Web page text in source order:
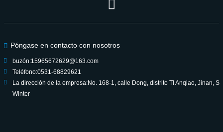
Póngase en contacto con nosotros
buzón:15965672629@163.com
Teléfono:0531-68829621
La dirección de la empresa:No. 168-1, calle Dong, distrito TI Anqiao, Jinan, S
Winter